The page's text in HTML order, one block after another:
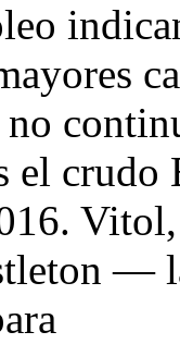
el crudo
—